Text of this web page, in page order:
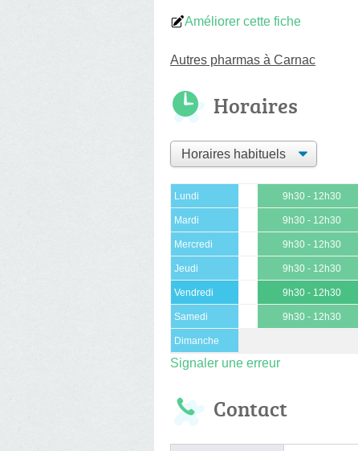
Améliorer cette fiche
Autres pharmas à Carnac
Horaires
Lundi 9h30 - 12h30
Mardi 9h30 - 12h30
Mercredi 9h30 - 12h30
Jeudi 9h30 - 12h30
Vendredi 9h30 - 12h30
Samedi 9h30 - 12h30
Dimanche
Signaler une erreur
Contact